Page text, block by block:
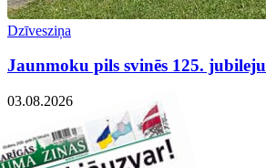
Dzīvesziņa
Jaunmoku pils svinēs 125. jubileju
03.08.2026